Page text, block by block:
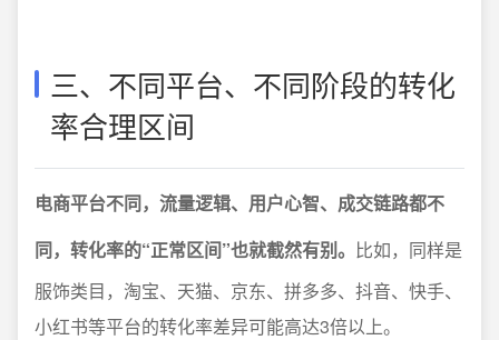
三、不同平台、不同阶段的转化
率合理区间
电商平台不同，流量逻辑、用户心智、成交链路都不
同，转化率的“正常区间”也就截然有别。 比如，同样是
服饰类目，淘宝、天猫、京东、拼多多、抖音、快手、
小红书等平台的转化率差异可能高达3倍以上。